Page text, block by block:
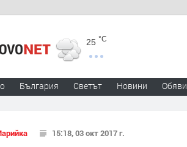
25 °C
България Светът Новини Обяви
15:18, 03 окт 2017 г.